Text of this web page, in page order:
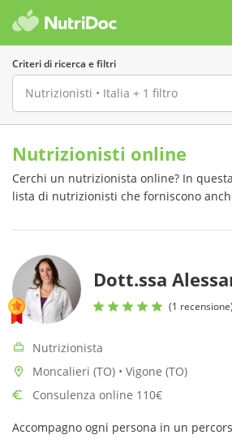
Criteri di ricerca e filtri
Nutrizionisti online
Cerchi un nutrizionista online? In
lista di nutrizionisti che forniscono
gratuitamente.
Dott.ssa
(1 recensione)
Nutrizionista
Moncalieri (TO) • Vigone (TO)
Consulenza online 110€
Accompagno ogni persona in un